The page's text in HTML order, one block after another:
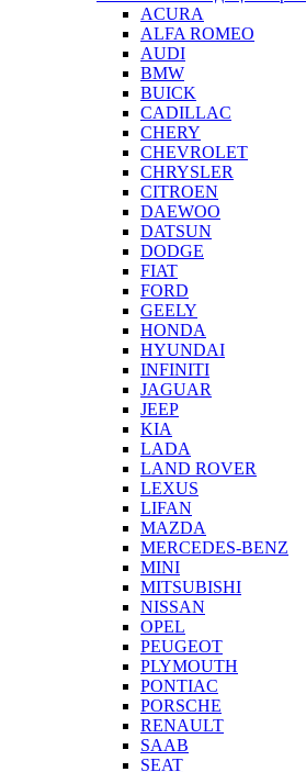
ACURA
ALFA ROMEO
AUDI
BMW
BUICK
CADILLAC
CHERY
CHEVROLET
CHRYSLER
CITROEN
DAEWOO
DATSUN
DODGE
FIAT
FORD
GEELY
HONDA
HYUNDAI
INFINITI
JAGUAR
JEEP
KIA
LADA
LAND ROVER
LEXUS
LIFAN
MAZDA
MERCEDES-BENZ
MINI
MITSUBISHI
NISSAN
OPEL
PEUGEOT
PLYMOUTH
PONTIAC
PORSCHE
RENAULT
SAAB
SEAT